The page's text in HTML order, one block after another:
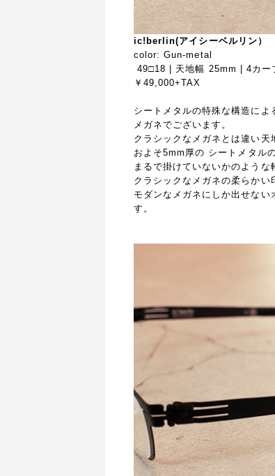
ic!berlin(アイシーベルリン）
color: Gun-metal
49□18 | 天地幅 25mm | 4カー
￥49,000+TAX
シートメタルの特殊な構造に
メガネでございます。
クラシックなメガネとは違い
およそ5mm厚の シートメタル
まるで掛けていないかのような
クラシックなメガネの柔らかい
モダンなメガネにしか出せない
す。